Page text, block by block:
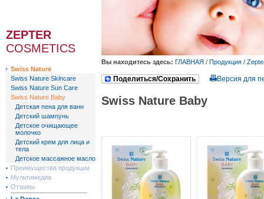
ZEPTER
COSMETICS
Swiss Nature
Swiss Nature Skincare
Swiss Nature Sun Care
Swiss Nature Baby
Детская пена для ванн
Детский шампунь
Детское очищающее
молочко
Детский крем для лица и
тела
Детское массажное масло
Преимущества продукции
Мультимедиа
Отзывы
Вы находитесь здесь: ГЛАВНАЯ / Продукция /
Поделиться/Сохранить Версия для
Swiss Nature Baby